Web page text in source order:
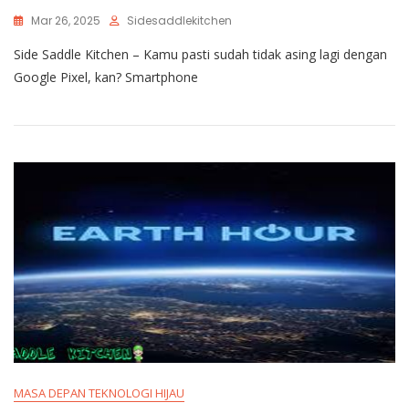
Mar 26, 2025 Sidesaddlekitchen
Side Saddle Kitchen – Kamu pasti sudah tidak asing lagi dengan
Google Pixel, kan? Smartphone
MASA DEPAN TEKNOLOGI HIJAU